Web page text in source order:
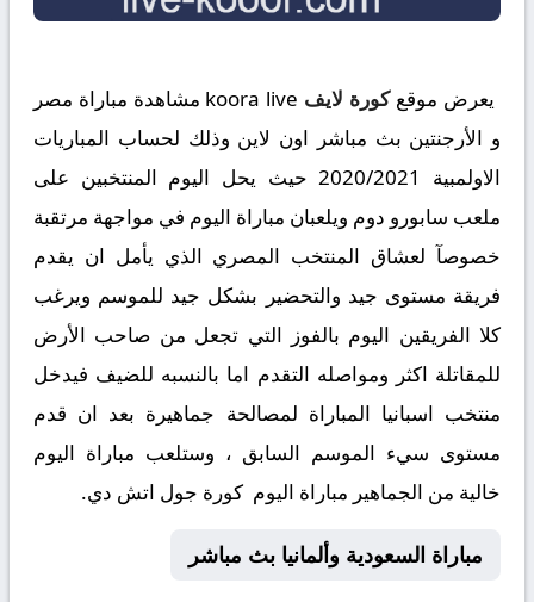
يعرض موقعكورة لايف
koora live مشاهدة مباراة مصر
و الأرجنتين بث مباشر اون لاين وذلك لحساب المباريات
الاولمبية 2020/2021 حيث يحل اليوم المنتخبين على
ملعب سابورو دوم ويلعبان مباراة اليوم في مواجهة مرتقبة
خصوصآ لعشاق المنتخب المصري الذي يأمل ان يقدم
فريقة مستوى جيد والتحضير بشكل جيد للموسم ويرغب
كلا الفريقين اليوم بالفوز التي تجعل من صاحب الأرض
للمقاتلة اكثر ومواصله التقدم اما بالنسبه للضيف فيدخل
منتخب اسبانيا المباراة لمصالحة جماهيرة بعد ان قدم
مستوى سيء الموسم السابق ، وستلعب مباراة اليوم
خالية من الجماهير مباراة اليوم كورة جول اتش دي.
مباراة السعودية وألمانيا بث مباشر